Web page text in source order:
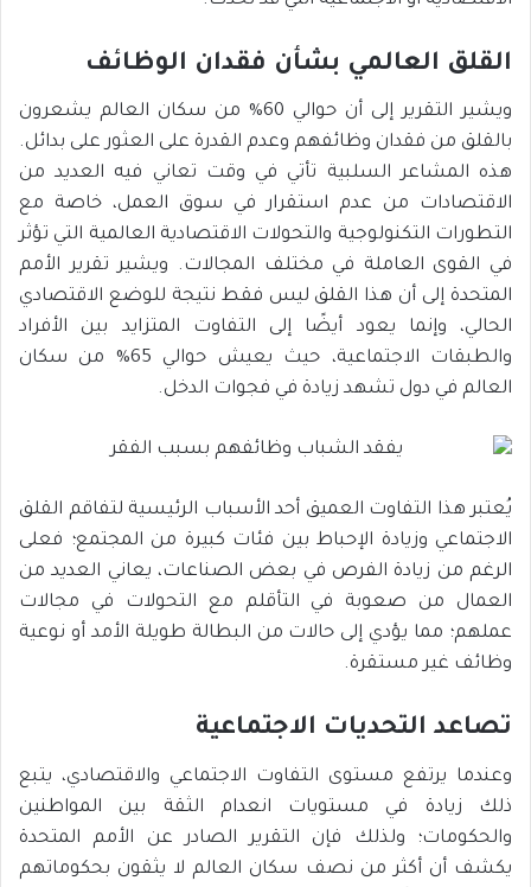
القلق العالمي بشأن فقدان الوظائف
ويشير التقرير إلى أن حوالي 60% من سكان العالم يشعرون
بالقلق من فقدان وظائفهم وعدم القدرة على العثور على بدائل.
هذه المشاعر السلبية تأتي في وقت تعاني فيه العديد من
الاقتصادات من عدم استقرار في سوق العمل، خاصة مع
التطورات التكنولوجية والتحولات الاقتصادية العالمية التي تؤثر
في القوى العاملة في مختلف المجالات. ويشير تقرير الأمم
المتحدة إلى أن هذا القلق ليس فقط نتيجة للوضع الاقتصادي
الحالي، وإنما يعود أيضًا إلى التفاوت المتزايد بين الأفراد
والطبقات الاجتماعية، حيث يعيش حوالي 65% من سكان
العالم في دول تشهد زيادة في فجوات الدخل.
يُعتبر هذا التفاوت العميق أحد الأسباب الرئيسية لتفاقم القلق
الاجتماعي وزيادة الإحباط بين فئات كبيرة من المجتمع؛ فعلى
الرغم من زيادة الفرص في بعض الصناعات، يعاني العديد من
العمال من صعوبة في التأقلم مع التحولات في مجالات
عملهم؛ مما يؤدي إلى حالات من البطالة طويلة الأمد أو نوعية
وظائف غير مستقرة.
تصاعد التحديات الاجتماعية
وعندما يرتفع مستوى التفاوت الاجتماعي والاقتصادي، يتبع
ذلك زيادة في مستويات انعدام الثقة بين المواطنين
والحكومات؛ ولذلك فإن التقرير الصادر عن الأمم المتحدة
يكشف أن أكثر من نصف سكان العالم لا يثقون بحكوماتهم